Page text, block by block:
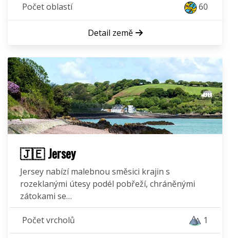
Počet oblastí 60
Detail země
🇯🇪 Jersey
Jersey nabízí malebnou směsici krajin s
rozeklanými útesy podél pobřeží, chráněnými
zátokami se…
Počet vrcholů 1